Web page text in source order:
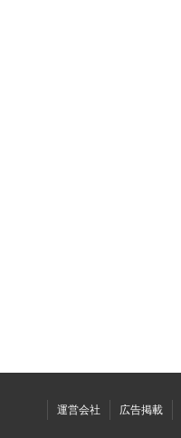
運営会社 広告掲載